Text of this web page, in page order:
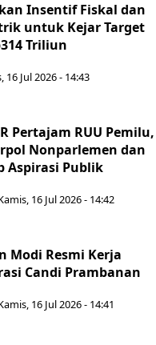
Insentif Fiskal dan
untuk Kejar Target
Triliun
16 Jul 2026 - 14:43
Pertajam RUU Pemilu,
Nonparlemen dan
Aspirasi Publik
16 Jul 2026 - 14:42
Modi Resmi Kerja
Candi Prambanan
16 Jul 2026 - 14:41